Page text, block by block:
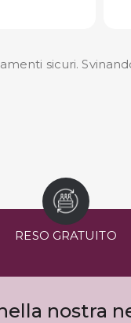
sicuri.
RESO GRATUITO
nostra